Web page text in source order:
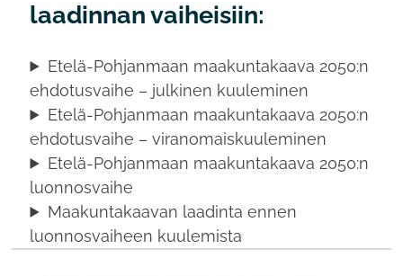
laadinnan vaiheisiin:
Etelä-Pohjanmaan maakuntakaava 2050:n
ehdotusvaihe – julkinen kuuleminen
Etelä-Pohjanmaan maakuntakaava 2050:n
ehdotusvaihe – viranomaiskuuleminen
Etelä-Pohjanmaan maakuntakaava 2050:n
luonnosvaihe
Maakuntakaavan laadinta ennen
luonnosvaiheen kuulemista